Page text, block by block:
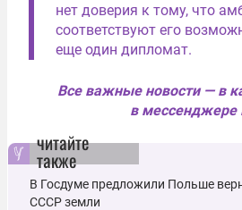
нет доверия к тому, что
соответствуют его
еще один дипломат.
Все важные новости — в
в мессенджере
читайте
также
В Госдуме предложили Польше
СССР земли